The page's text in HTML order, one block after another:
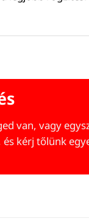
van, vagy
kérj tőlünk